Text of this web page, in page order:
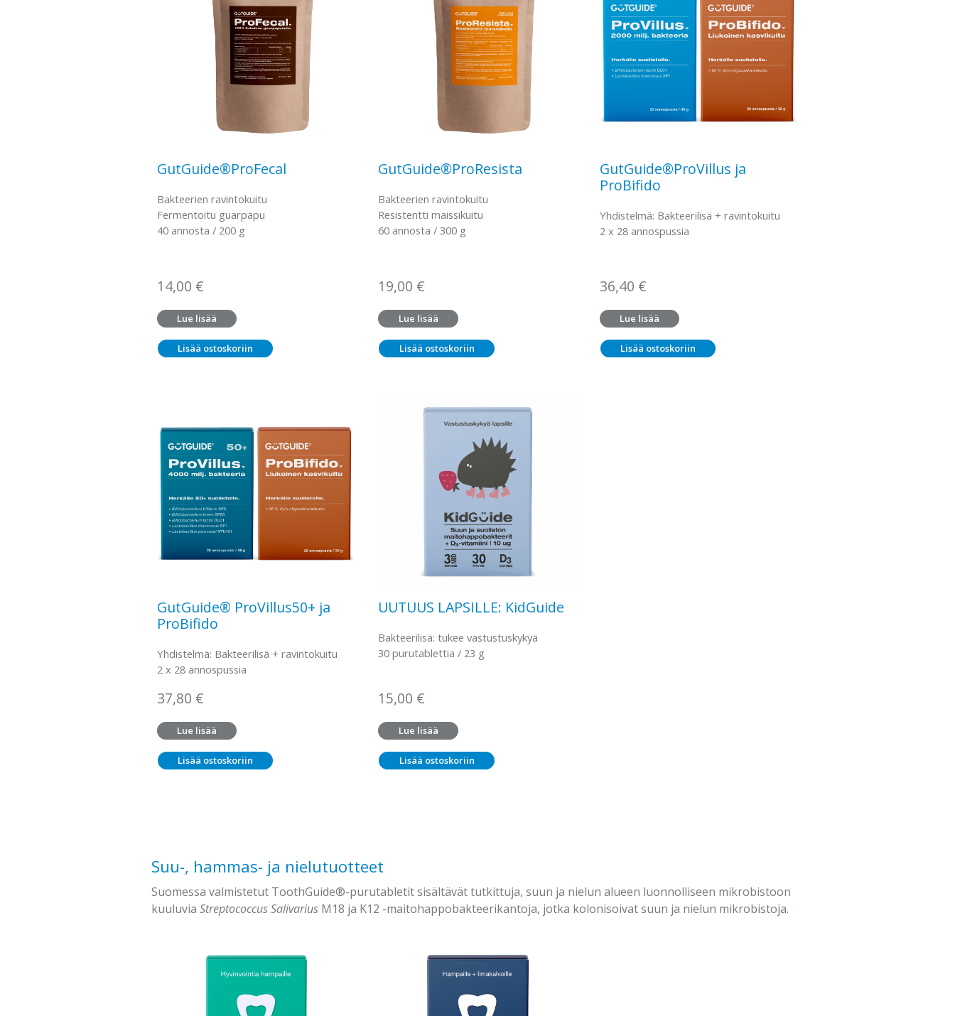
GutGuide®ProFecal
Bakteerien ravintokuitu
Fermentoitu guarpapu
40 annosta / 200 g
14,00 €
Lue lisää
Lisää ostoskoriin
GutGuide®ProResista
Bakteerien ravintokuitu
Resistentti maissikuitu
60 annosta / 300 g
19,00 €
Lue lisää
Lisää ostoskoriin
GutGuide®ProVillus ja
ProBifido
Yhdistelmä: Bakteerilisä + ravintokuitu
2 x 28 annospussia
36,40 €
Lue lisää
Lisää ostoskoriin
GutGuide® ProVillus50+ ja
ProBifido
Yhdistelmä: Bakteerilisä + ravintokuitu
2 x 28 annospussia
37,80 €
Lue lisää
Lisää ostoskoriin
UUTUUS LAPSILLE: KidGuide
Bakteerilisä: tukee vastustuskykyä
30 purutablettia / 23 g
15,00 €
Lue lisää
Lisää ostoskoriin
Suu-, hammas- ja nielutuotteet
Suomessa valmistetut ToothGuide®-purutabletit sisältävät tutkittuja, suun ja nielun alueen luonnolliseen mikrobistoon
kuuluvia Streptococcus Salivarius M18 ja K12 -maitohappobakteerikantoja, jotka kolonisoivat suun ja nielun mikrobistoja.